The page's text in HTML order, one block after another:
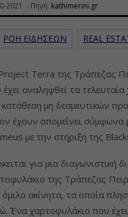
2021 - Πηγή: kathimerini.gr
ΡΟΗ ΕΙΔΗΣΕΩΝ REAL
Terra της Τράπεζας
αναληφθεί τα
κατάθεση μη δεσμευτικών
έχουν απομείνει σύμφωνα
με την στήριξη της
για μια διαγωνιστική
της Τράπεζας
ακίνητα, τα οποία
Ένα χαρτοφυλάκιο που